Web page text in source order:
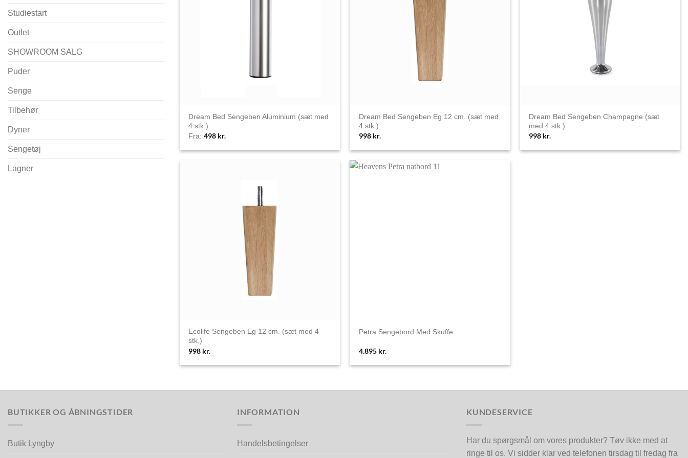
Studiestart
Outlet
SHOWROOM SALG
Puder
Senge
Tilbehør
Dyner
Sengetøj
Lagner
Dream Bed Sengeben Aluminium (sæt med
4 stk.)
Fra:498 kr.
Dream Bed Sengeben Eg 12 cm. (sæt med
4 stk.)
998 kr.
Dream Bed Sengeben Champagne (sæt
med 4 stk.)
998 kr.
Ecolife Sengeben Eg 12 cm. (sæt med 4
stk.)
998 kr.
Petra Sengebord Med Skuffe
4.895 kr.
BUTIKKER OG ÅBNINGSTIDER
Butik Lyngby
INFORMATION
Handelsbetingelser
KUNDESERVICE
Har du spørgsmål om vores produkter? Tøv ikke med at
ringe til os. Vi sidder klar ved telefonen tirsdag til fredag fra